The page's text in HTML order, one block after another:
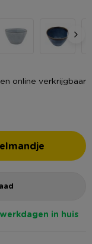
online verkrijgbaar
in huis